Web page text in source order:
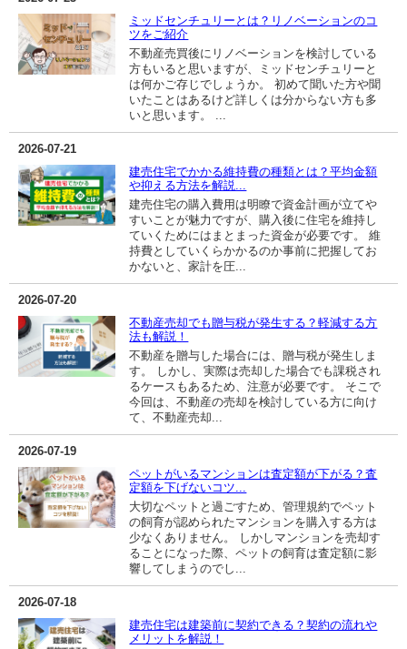
ミッドセンチュリーとは？リノベーションのコ
ツをご紹介
不動産売買後にリノベーションを検討している
方もいると思いますが、ミッドセンチュリーと
は何かご存じでしょうか。 初めて聞いた方や聞
いたことはあるけど詳しくは分からない方も多
いと思います。 ...
2026-07-21
建売住宅でかかる維持費の種類とは？平均金額
や抑える方法を解説...
建売住宅の購入費用は明瞭で資金計画が立てや
すいことが魅力ですが、購入後に住宅を維持し
ていくためにはまとまった資金が必要です。 維
持費としていくらかかるのか事前に把握してお
かないと、家計を圧...
2026-07-20
不動産売却でも贈与税が発生する？軽減する方
法も解説！
不動産を贈与した場合には、贈与税が発生しま
す。 しかし、実際は売却した場合でも課税され
るケースもあるため、注意が必要です。 そこで
今回は、不動産の売却を検討している方に向け
て、不動産売却...
2026-07-19
ペットがいるマンションは査定額が下がる？査
定額を下げないコツ...
大切なペットと過ごすため、管理規約でペット
の飼育が認められたマンションを購入する方は
少なくありません。 しかしマンションを売却す
ることになった際、ペットの飼育は査定額に影
響してしまうのでし...
2026-07-18
建売住宅は建築前に契約できる？契約の流れや
メリットを解説！